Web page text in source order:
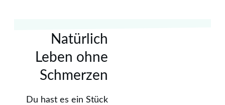
Natürlich
Leben ohne
Schmerzen
Du hast es ein Stück